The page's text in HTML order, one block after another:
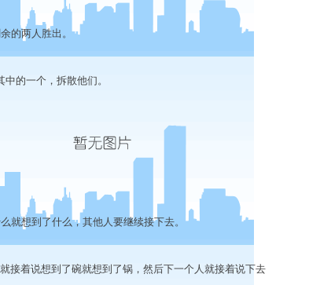
的两人胜出。
的一个，拆散他们。
想到了什么，其他人要继续接下去。
着说想到了碗就想到了锅，然后下一个人就接着说下去